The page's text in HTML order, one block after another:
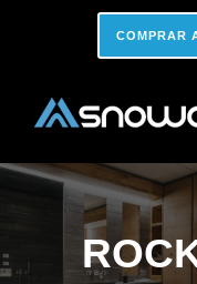
COMPRAR